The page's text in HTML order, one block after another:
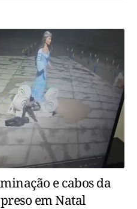
e cabos da
em Natal